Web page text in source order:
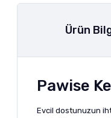
Ürün
Pawise
Evcil dostunuzun